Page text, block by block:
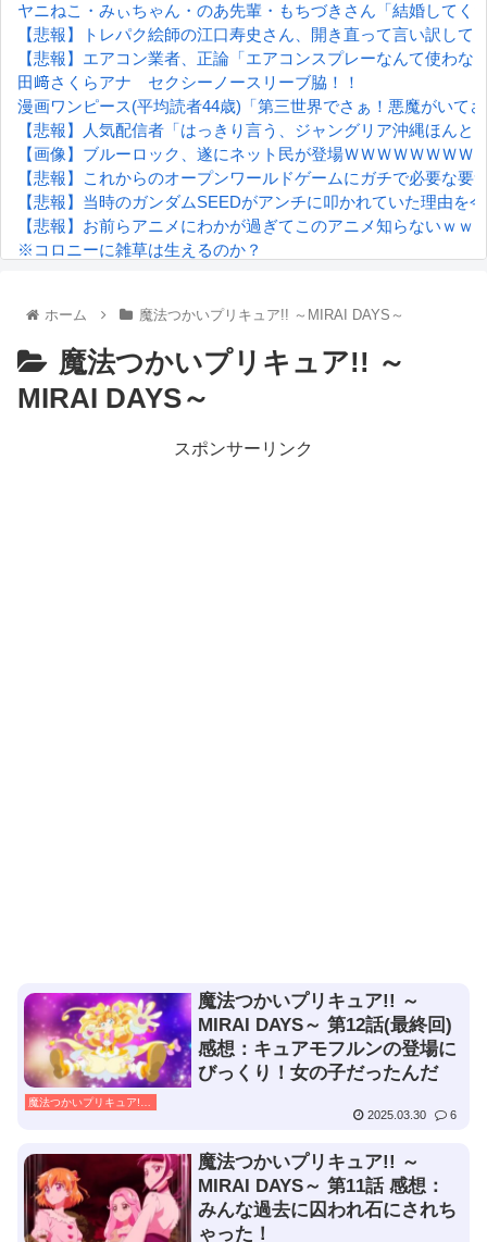
ヤニねこ・みぃちゃん・のあ先輩・もちづきさん「結婚してく
【悲報】トレパク絵師の江口寿史さん、開き直って言い訳して
【悲報】エアコン業者、正論「エアコンスプレーなんて使わな
田﨑さくらアナ セクシーノースリーブ脇！！
漫画ワンピース(平均読者44歳)「第三世界でさぁ！悪魔がいて
【悲報】人気配信者「はっきり言う、ジャングリア沖縄ほん
【画像】ブルーロック、遂にネット民が登場ＷＷＷＷＷＷＷＷ
【悲報】これからのオープンワールドゲームにガチで必要な要
【悲報】当時のガンダムSEEDがアンチに叩かれていた理由を
【悲報】お前らアニメにわかが過ぎてこのアニメ知らないｗｗ
※コロニーに雑草は生えるのか？
『進撃の巨人』で一番面白いところってｗｗｗｗｗ
【画像】スト6女キャラの水着がエッチ
るろうに剣心 -明治剣客浪漫譚- 京都動乱 第33話の感想
同盟、帝国、フェザーン。生まれるなら何処がいいか問題！
ホーム 魔法つかいプリキュア!! ～MIRAI DAYS～
魔法つかいプリキュア!! ～
MIRAI DAYS～
スポンサーリンク
魔法つかいプリキュア!! ～
MIRAI DAYS～ 第12話(最終回)
感想：キュアモフルンの登場に
びっくり！女の子だったんだ
2025.03.30 6
魔法つかいプリキュア!! ～
MIRAI DAYS～ 第11話 感想：
みんな過去に囚われ石にされち
ゃった！